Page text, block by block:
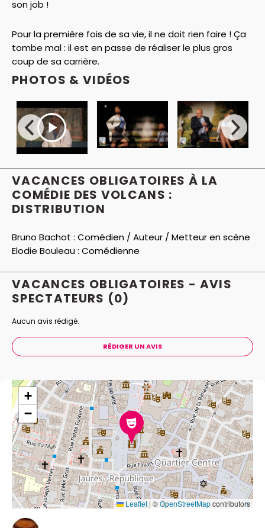
son job !
Pour la première fois de sa vie, il ne doit rien faire ! Ça
tombe mal : il est en passe de réaliser le plus gros
coup de sa carrière.
PHOTOS & VIDÉOS
VACANCES OBLIGATOIRES À LA
COMÉDIE DES VOLCANS :
DISTRIBUTION
Bruno Bachot : Comédien / Auteur / Metteur en scène
Elodie Bouleau : Comédienne
VACANCES OBLIGATOIRES - AVIS
SPECTATEURS (0)
Aucun avis rédigé.
RÉDIGER UN AVIS
+
−
Leaflet | ©OpenStreetMapcontributors